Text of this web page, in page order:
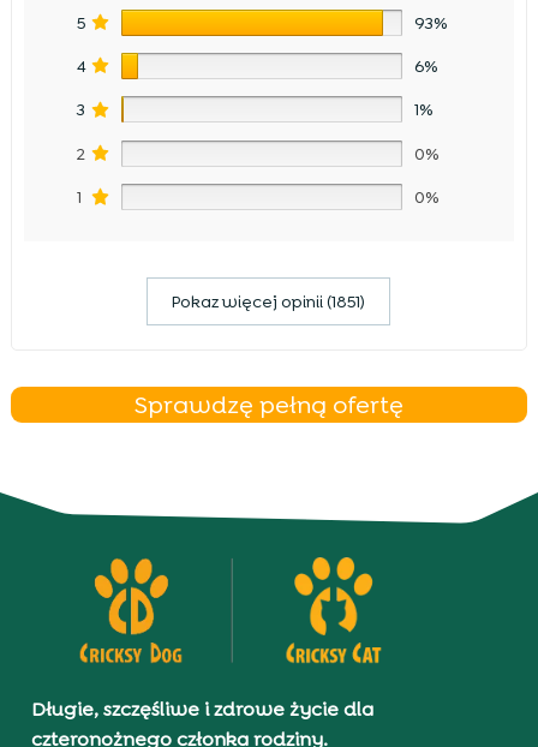
5 93%
4 6%
3 1%
2 0%
1 0%
Pokaz więcej opinii (1851)
Sprawdzę pełną ofertę
Długie, szczęśliwe i zdrowe życie dla
czteronożnego członka rodziny.